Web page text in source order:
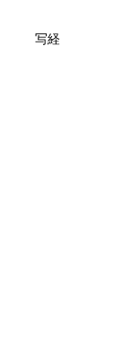
写経